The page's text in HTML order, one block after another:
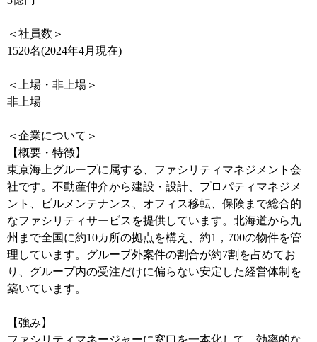
＜社員数＞
1520名(2024年4月現在)
＜上場・非上場＞
非上場
＜企業について＞
【概要・特徴】
東京海上グループに属する、ファシリティマネジメント会
社です。不動産仲介から建設・設計、プロパティマネジメ
ント、ビルメンテナンス、オフィス移転、保険まで総合的
なファシリティサービスを提供しています。北海道から九
州まで全国に約10カ所の拠点を構え、約1，700の物件を管
理しています。グループ外案件の割合が約7割を占めてお
り、グループ内の受注だけに偏らない安定した経営体制を
築いています。
【強み】
ファシリティマネージャーに窓口を一本化して、効率的な